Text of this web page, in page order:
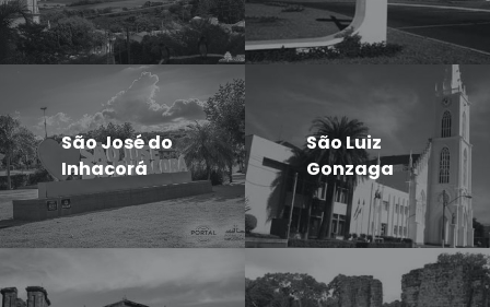
São José do
Inhacorá
São Luiz
Gonzaga